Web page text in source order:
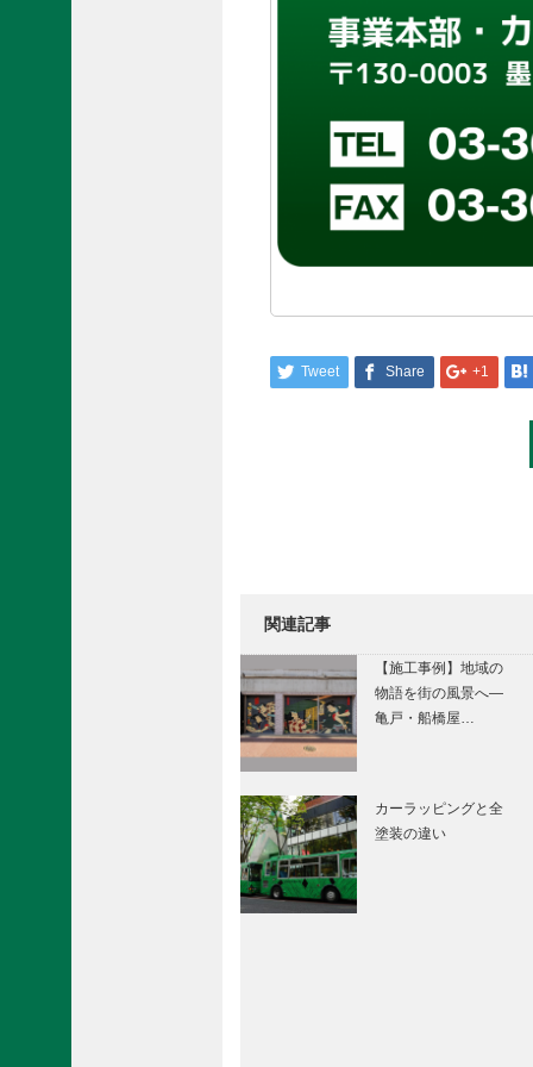
Tweet Share +1
関連記事
【施工事例】地域の
物語を街の風景へ―
亀戸・船橋屋…
カーラッピングと全
塗装の違い